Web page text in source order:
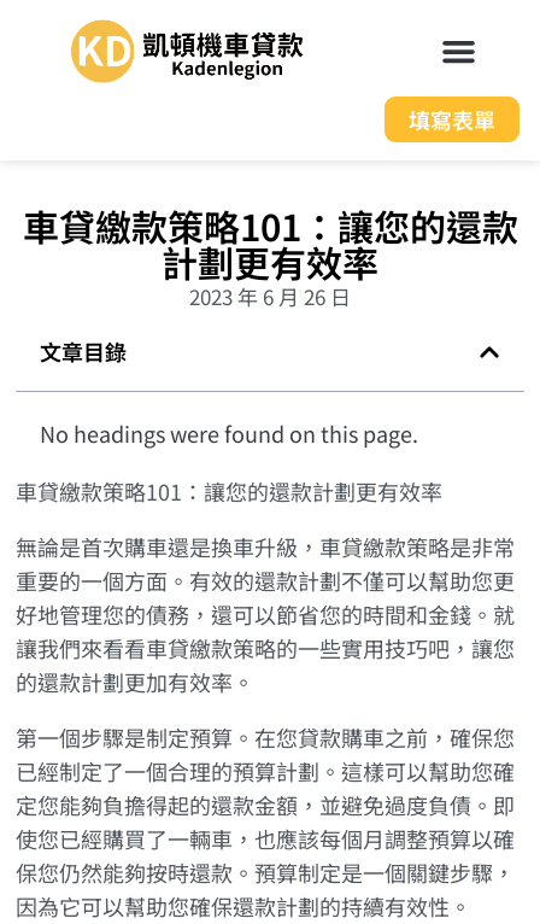
填寫表單
車貸繳款策略101：讓您的還款
計劃更有效率
2023 年 6 月 26 日
文章目錄
No headings were found on this page.
車貸繳款策略101：讓您的還款計劃更有效率
無論是首次購車還是換車升級，車貸繳款策略是非常
重要的一個方面。有效的還款計劃不僅可以幫助您更
好地管理您的債務，還可以節省您的時間和金錢。就
讓我們來看看車貸繳款策略的一些實用技巧吧，讓您
的還款計劃更加有效率。
第一個步驟是制定預算。在您貸款購車之前，確保您
已經制定了一個合理的預算計劃。這樣可以幫助您確
定您能夠負擔得起的還款金額，並避免過度負債。即
使您已經購買了一輛車，也應該每個月調整預算以確
保您仍然能夠按時還款。預算制定是一個關鍵步驟，
因為它可以幫助您確保還款計劃的持續有效性。